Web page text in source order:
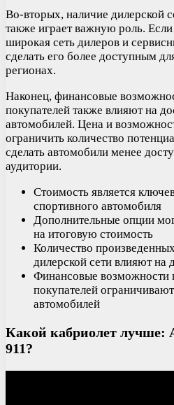
Во-вторых, наличие дилерской
также играет важную роль.
широкая сеть дилеров и
сделать его более доступным
регионах.
Наконец, финансовые
покупателей также влияют на
автомобилей. Цена и
ограничить количество
сделать автомобили менее
аудитории.
Стоимость является
спортивного автомобиля
Дополнительные опции
на итоговую стоимость
Количество
дилерской сети влияют на
Финансовые возможности
покупателей
автомобилей
Какой кабриолет лучше:
911?